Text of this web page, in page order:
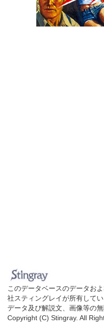
このデータベースのデータお
社スティングレイが所有してい
データ及び解説文、画像等の
Copyright (C) Stingray. All